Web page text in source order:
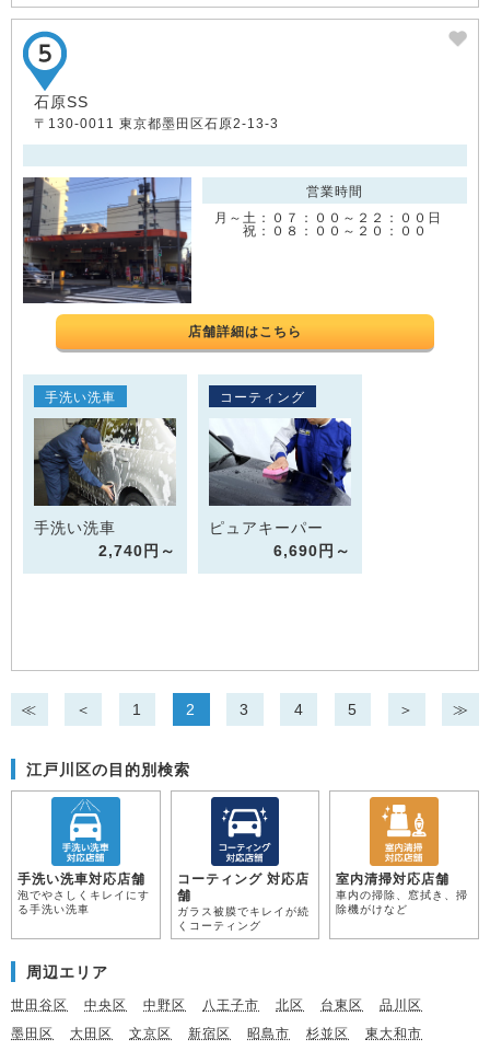
石原SS
〒130-0011 東京都墨田区石原2-13-3
営業時間
月～土：０７：００～２２：００日
祝：０８：００～２０：００
店舗詳細はこちら
手洗い洗車
手洗い洗車
2,740円～
コーティング
ピュアキーパー
6,690円～
≪ ＜ 1 2 3 4 5 ＞ ≫
江戸川区の目的別検索
手洗い洗車対応店舗
泡でやさしくキレイにす
る手洗い洗車
コーティング 対応店
舗
ガラス被膜でキレイが続
くコーティング
室内清掃対応店舗
車内の掃除、窓拭き、掃
除機がけなど
周辺エリア
世田谷区 中央区 中野区 八王子市 北区 台東区
品川区
墨田区
大田区 文京区 新宿区 昭島市 杉並区
東大和市